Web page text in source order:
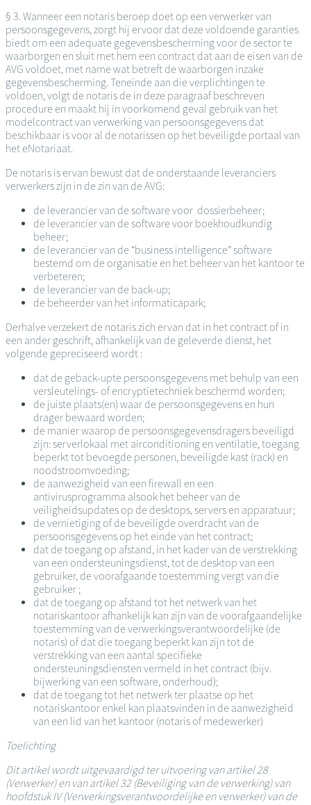
§ 3. Wanneer een notaris beroep doet op een verwerker van
persoonsgegevens, zorgt hij ervoor dat deze voldoende garanties
biedt om een adequate gegevensbescherming voor de sector te
waarborgen en sluit met hem een contract dat aan de eisen van de
AVG voldoet, met name wat betreft de waarborgen inzake
gegevensbescherming. Teneinde aan die verplichtingen te
voldoen, volgt de notaris de in deze paragraaf beschreven
procedure en maakt hij in voorkomend geval gebruik van het
modelcontract van verwerking van persoonsgegevens dat
beschikbaar is voor al de notarissen op het beveiligde portaal van
het eNotariaat.
De notaris is ervan bewust dat de onderstaande leveranciers
verwerkers zijn in de zin van de AVG:
de leverancier van de software voor dossierbeheer;
de leverancier van de software voor boekhoudkundig
beheer;
de leverancier van de “business intelligence” software
bestemd om de organisatie en het beheer van het kantoor te
verbeteren;
de leverancier van de back-up;
de beheerder van het informaticapark;
Derhalve verzekert de notaris zich ervan dat in het contract of in
een ander geschrift, afhankelijk van de geleverde dienst, het
volgende gepreciseerd wordt :
dat de geback-upte persoonsgegevens met behulp van een
versleutelings- of encryptietechniek beschermd worden;
de juiste plaats(en) waar de persoonsgegevens en hun
drager bewaard worden;
de manier waarop de persoonsgegevensdragers beveiligd
zijn: serverlokaal met airconditioning en ventilatie, toegang
beperkt tot bevoegde personen, beveiligde kast (rack) en
noodstroomvoeding;
de aanwezigheid van een firewall en een
antivirusprogramma alsook het beheer van de
veiligheidsupdates op de desktops, servers en apparatuur;
de vernietiging of de beveiligde overdracht van de
persoonsgegevens op het einde van het contract;
dat de toegang op afstand, in het kader van de verstrekking
van een ondersteuningsdienst, tot de desktop van een
gebruiker, de voorafgaande toestemming vergt van die
gebruiker ;
dat de toegang op afstand tot het netwerk van het
notariskantoor afhankelijk kan zijn van de voorafgaandelijke
toestemming van de verwerkingsverantwoordelijke (de
notaris) of dat die toegang beperkt kan zijn tot de
verstrekking van een aantal specifieke
ondersteuningsdiensten vermeld in het contract (bijv.
bijwerking van een software, onderhoud);
dat de toegang tot het netwerk ter plaatse op het
notariskantoor enkel kan plaatsvinden in de aanwezigheid
van een lid van het kantoor (notaris of medewerker)
Toelichting
Dit artikel wordt uitgevaardigd ter uitvoering van artikel 28
(Verwerker) en van artikel 32 (Beveiliging van de verwerking) van
hoofdstuk IV (Verwerkingsverantwoordelijke en verwerker) van de